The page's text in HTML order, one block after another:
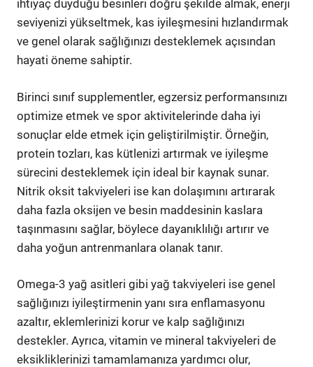
ihtiyaç duyduğu besinleri doğru şekilde almak, enerji
seviyenizi yükseltmek, kas iyileşmesini hızlandırmak
ve genel olarak sağlığınızı desteklemek açısından
hayati öneme sahiptir.
Birinci sınıf supplementler, egzersiz performansınızı
optimize etmek ve spor aktivitelerinde daha iyi
sonuçlar elde etmek için geliştirilmiştir. Örneğin,
protein tozları, kas kütlenizi artırmak ve iyileşme
sürecini desteklemek için ideal bir kaynak sunar.
Nitrik oksit takviyeleri ise kan dolaşımını artırarak
daha fazla oksijen ve besin maddesinin kaslara
taşınmasını sağlar, böylece dayanıklılığı artırır ve
daha yoğun antrenmanlara olanak tanır.
Omega-3 yağ asitleri gibi yağ takviyeleri ise genel
sağlığınızı iyileştirmenin yanı sıra enflamasyonu
azaltır, eklemlerinizi korur ve kalp sağlığınızı
destekler. Ayrıca, vitamin ve mineral takviyeleri de
eksikliklerinizi tamamlamanıza yardımcı olur,